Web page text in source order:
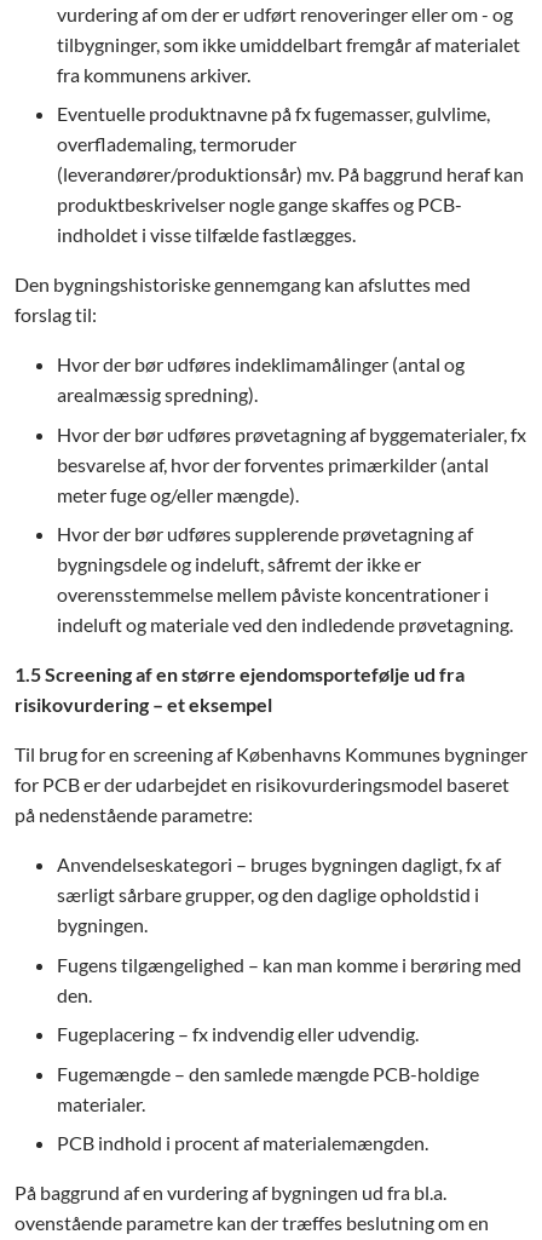
vurdering af om der er udført renoveringer eller om - og
tilbygninger, som ikke umiddelbart fremgår af materialet
fra kommunens arkiver.
Eventuelle produktnavne på fx fugemasser, gulvlime,
overflademaling, termoruder
(leverandører/produktionsår) mv. På baggrund heraf kan
produktbeskrivelser nogle gange skaffes og PCB-
indholdet i visse tilfælde fastlægges.
Den bygningshistoriske gennemgang kan afsluttes med
forslag til:
Hvor der bør udføres indeklimamålinger (antal og
arealmæssig spredning).
Hvor der bør udføres prøvetagning af byggematerialer, fx
besvarelse af, hvor der forventes primærkilder (antal
meter fuge og/eller mængde).
Hvor der bør udføres supplerende prøvetagning af
bygningsdele og indeluft, såfremt der ikke er
overensstemmelse mellem påviste koncentrationer i
indeluft og materiale ved den indledende prøvetagning.
1.5 Screening af en større ejendomsportefølje ud fra
risikovurdering – et eksempel
Til brug for en screening af Københavns Kommunes bygninger
for PCB er der udarbejdet en risikovurderingsmodel baseret
på nedenstående parametre:
Anvendelseskategori – bruges bygningen dagligt, fx af
særligt sårbare grupper, og den daglige opholdstid i
bygningen.
Fugens tilgængelighed – kan man komme i berøring med
den.
Fugeplacering – fx indvendig eller udvendig.
Fugemængde – den samlede mængde PCB-holdige
materialer.
PCB indhold i procent af materialemængden.
På baggrund af en vurdering af bygningen ud fra bl.a.
ovenstående parametre kan der træffes beslutning om en